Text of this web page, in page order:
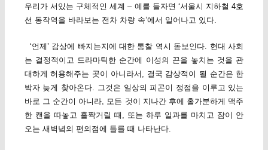
우리가 서있는 구체적인 세계 – 예를 들자면 ‘서울시 지하철 4호
선 동작역을 바라보는 전차 차량 속’에서 일어나고 있다.
‘언제’ 감상에 빠지는지에 대한 통찰 역시 돋보인다. 현대 사회
는 결정적이고 드라마틱한 순간에 이성의 끈을 놓치는 것을 관
대하게 허용해주는 곳이 아니라서, 결국 감상적이 될 순간은 한
박자 늦게 찾아온다. 그것은 일상의 피곤이 정점을 이루고 있는
바로 그 순간이 아니라, 모든 것이 지나간 후에 홀가분하게 맥주
한 캔을 따놓고 홀짝거릴 때, 또는 하루 일과를 마치고 잠이 안
오는 새벽녘의 편의점에 들를 때 나타난다.